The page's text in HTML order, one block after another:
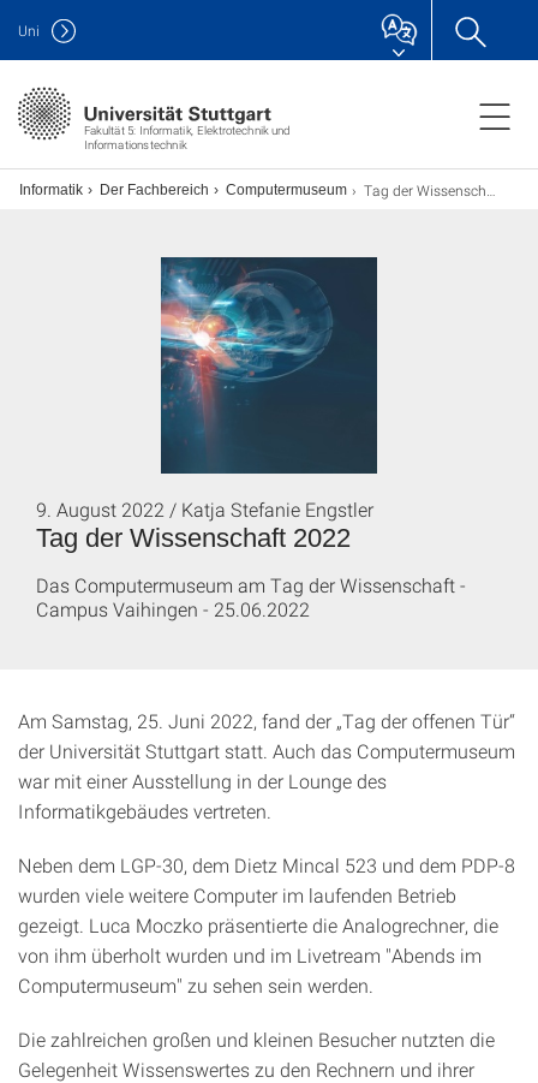
Fakultät 5: Informatik, Elektrotechnik und
Informationstechnik
Uni
Informatik Der Fachbereich Computermuseum Tag der Wissenschaft 2022
Tag der Wissenschaft 2022
9. August 2022 / Katja Stefanie Engstler
Das Computermuseum am Tag der Wissenschaft -
Campus Vaihingen - 25.06.2022
Am Samstag, 25. Juni 2022, fand der „Tag der offenen Tür“
der Universität Stuttgart statt. Auch das Computermuseum
war mit einer Ausstellung in der Lounge des
Informatikgebäudes vertreten.
Neben dem LGP-30, dem Dietz Mincal 523 und dem PDP-8
wurden viele weitere Computer im laufenden Betrieb
gezeigt. Luca Moczko präsentierte die Analogrechner, die
von ihm überholt wurden und im Livetream "Abends im
Computermuseum" zu sehen sein werden.
Die zahlreichen großen und kleinen Besucher nutzten die
Gelegenheit Wissenswertes zu den Rechnern und ihrer